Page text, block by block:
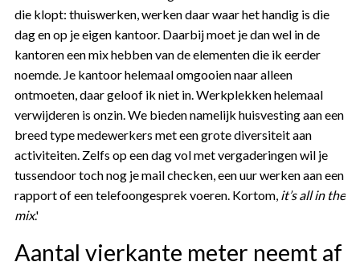
die klopt: thuiswerken, werken daar waar het handig is die
dag en op je eigen kantoor. Daarbij moet je dan wel in de
kantoren een mix hebben van de elementen die ik eerder
noemde. Je kantoor helemaal omgooien naar alleen
ontmoeten, daar geloof ik niet in. Werkplekken helemaal
verwijderen is onzin. We bieden namelijk huisvesting aan een
breed type medewerkers met een grote diversiteit aan
activiteiten. Zelfs op een dag vol met vergaderingen wil je
tussendoor toch nog je mail checken, een uur werken aan een
rapport of een telefoongesprek voeren. Kortom, it’s all in the
mix.'
Aantal vierkante meter neemt af